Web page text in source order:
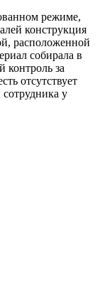
режиме,
конструкция
расположенной
собирала в
контроль за
отсутствует
у